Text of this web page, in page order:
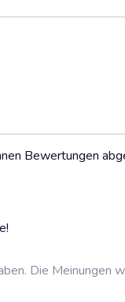
Bewertungen
Die Meinungen